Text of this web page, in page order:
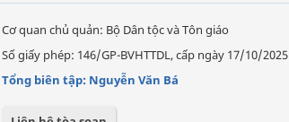
Cơ quan chủ quản: Bộ Dân tộc và Tôn giáo
Số giấy phép: 146/GP-BVHTTDL, cấp ngày 17/10/2025
Tổng biên tập: Nguyễn Văn Bá